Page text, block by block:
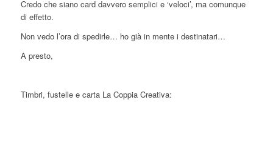
Credo che siano card davvero semplici e ‘veloci’, ma comunque
di effetto.
Non vedo l’ora di spedirle… ho già in mente i destinatari…
A presto,
Timbri, fustelle e carta La Coppia Creativa: